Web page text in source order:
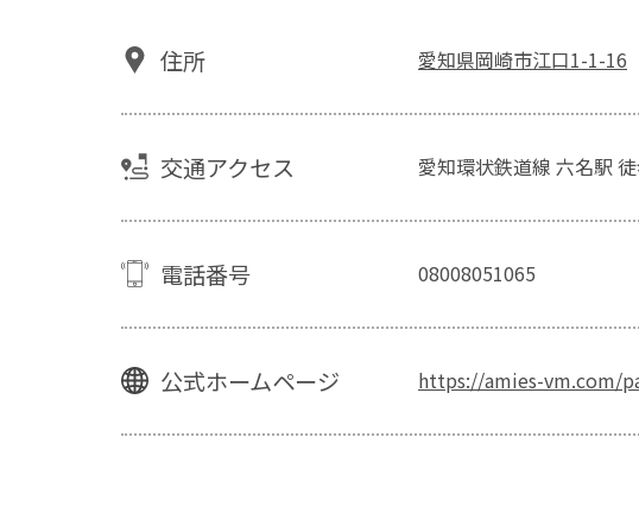
住所 愛知県岡崎市江口1-1-16
交通アクセス 愛知環状鉄道線 六名駅
電話番号 08008051065
公式ホームページ https://amies-vm.com/